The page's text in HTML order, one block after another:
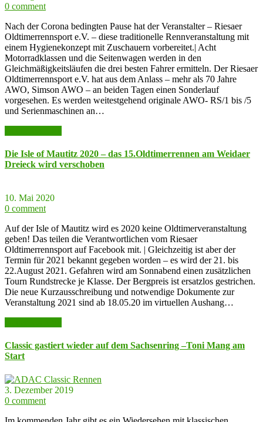
0 comment
Nach der Corona bedingten Pause hat der Veranstalter – Riesaer
Oldtimerrennsport e.V. – diese traditionelle Rennveranstaltung mit
einem Hygienekonzept mit Zuschauern vorbereitet.| Acht
Motorradklassen und die Seitenwagen werden in den
Gleichmäßigkeitsläufen die drei besten Fahrer ermitteln. Der Riesaer
Oldtimerrennsport e.V. hat aus dem Anlass – mehr als 70 Jahre
AWO, Simson AWO – an beiden Tagen einen Sonderlauf
vorgesehen. Es werden weitestgehend originale AWO- RS/1 bis /5
und Serienmaschinen an…
Die Isle of Mautitz 2020 – das 15.Oldtimerrennen am Weidaer
Dreieck wird verschoben
10. Mai 2020
0 comment
Auf der Isle of Mautitz wird es 2020 keine Oldtimerveranstaltung
geben! Das teilen die Verantwortlichen vom Riesaer
Oldtimerrennsport auf Facebook mit. | Gleichzeitig ist aber der
Termin für 2021 bekannt gegeben worden – es wird der 21. bis
22.August 2021. Gefahren wird am Sonnabend einen zusätzlichen
Tourn Rundstrecke je Klasse. Der Bergpreis ist ersatzlos gestrichen.
Die neue Kurzausschreibung und notwendige Dokumente zur
Veranstaltung 2021 sind ab 18.05.20 im virtuellen Aushang…
Classic gastiert wieder auf dem Sachsenring –Toni Mang am
Start
3. Dezember 2019
0 comment